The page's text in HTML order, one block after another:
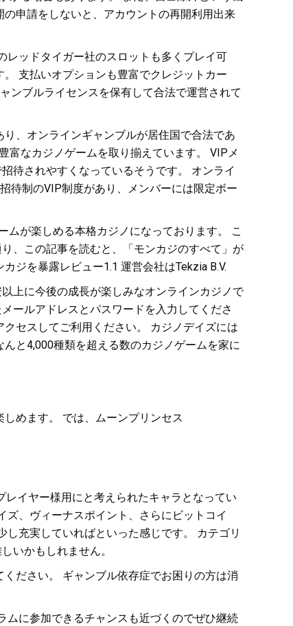
申請をしないと、アカウントの再開利用出来
レッドタイガー社のスロットも多くプレイ可
支払いオプションも豊富でクレジットカー
ンブルライセンスを保有して合法で運営されて
、オンラインギャンブルが居住国で合法であ
富なカジノゲームを取り揃えています。 VIPメ
待されやすくなっているそうです。 オンライ
待制のVIP制度があり、メンバーには限定ボー
ムが楽しめる本格カジノになっております。 こ
、この記事を読むと、「モンカジのすべて」が
ジを暴露レビュー1.1 運営会社はTekzia B.V.
上に今後の成長が楽しみなオンラインカジノで
ールアドレスとパスワードを入力してくださ
セスしてご利用ください。 カジノデイズには
と4,000種類を超える数のカジノゲームを家に
めます。 では、ムーンプリンセス
イヤー様用にと考えられたキャラとなってい
ズ、ヴィーナスポイント、さらにビットコイ
し充実していればといった感じです。 カテゴリ
いかもしれません。
ださい。 ギャンブル依存症でお困りの方は消
ムに参加できるチャンスも近づくのでぜひ継続